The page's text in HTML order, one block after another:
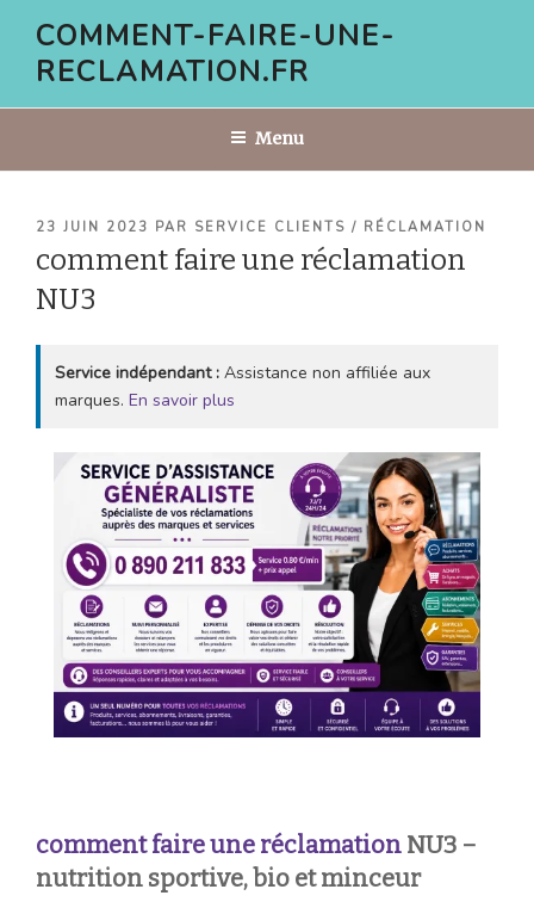
contenu
COMMENT-FAIRE-UNE-
RECLAMATION.FR
Menu
PUBLIÉ
23 JUIN 2023 PAR SERVICE CLIENTS / RÉCLAMATION
comment faire une réclamation
NU3
Service indépendant : Assistance non affiliée aux
marques. En savoir plus
comment faire une réclamation NU3 –
nutrition sportive, bio et minceur